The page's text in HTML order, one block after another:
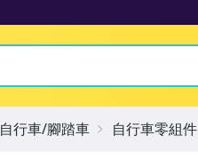
自行車/腳踏車 自行車零組件